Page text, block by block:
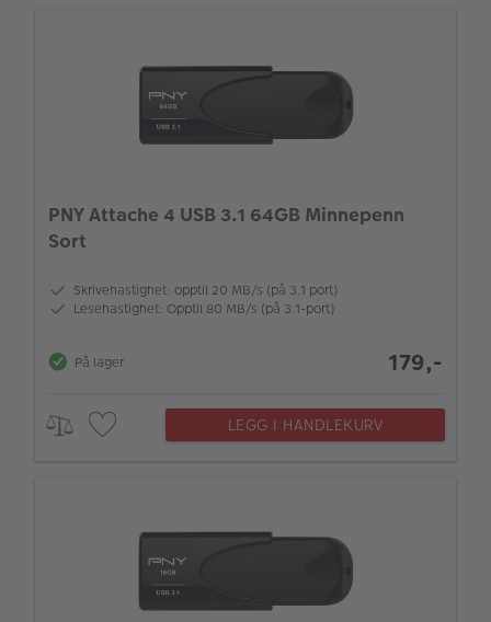
PNY Attache 4 USB 3.1 64GB Minnepenn
Sort
Skrivehastighet: opptil 20 MB/s (på 3.1 port)
Lesehastighet: Opptil 80 MB/s (på 3.1-port)
På lager 179,-
LEGG I HANDLEKURV